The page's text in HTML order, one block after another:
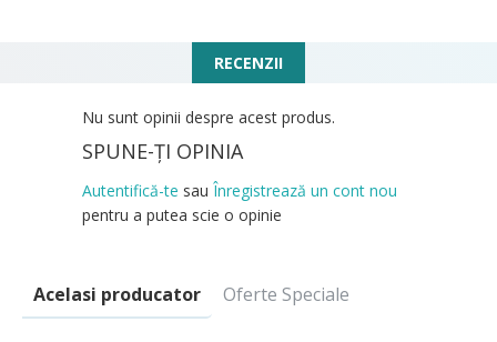
RECENZII
Nu sunt opinii despre acest produs.
SPUNE-ŢI OPINIA
Autentifică-te sau Înregistrează un cont nou
pentru a putea scie o opinie
Acelasi producator Oferte Speciale